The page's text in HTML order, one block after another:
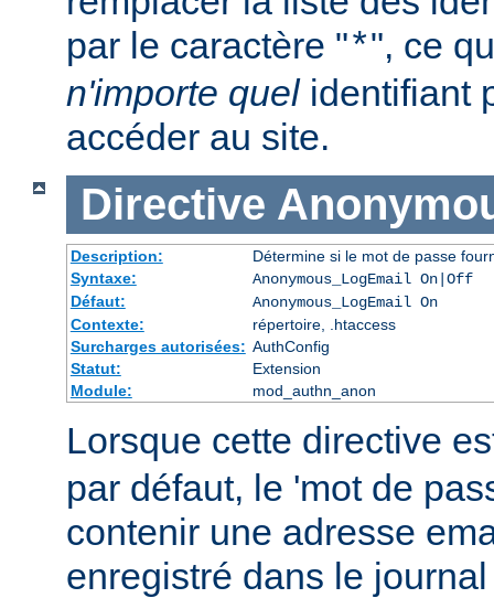
par le caractère "*", ce
n'importe quelidentifiant
accéder au site.
Directive
Description:
Détermine si le mot de passe
Syntaxe:
Anonymous_LogEmail On|Off
Défaut:
Anonymous_LogEmail On
Contexte:
répertoire, .htaccess
Surcharges autorisées: AuthConfig
Statut:
Extension
Module:
mod_authn_anon
Lorsque cette directive
par défaut, le 'mot de
contenir une adresse
enregistré dans le